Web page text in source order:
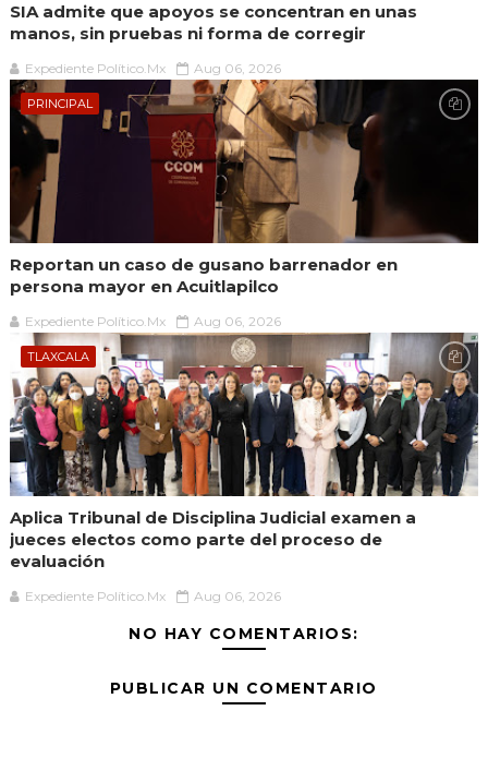
SIA admite que apoyos se concentran en unas
manos, sin pruebas ni forma de corregir
Expediente Político.Mx Aug 06, 2026
PRINCIPAL
Reportan un caso de gusano barrenador en
persona mayor en Acuitlapilco
Expediente Político.Mx Aug 06, 2026
TLAXCALA
Aplica Tribunal de Disciplina Judicial examen a
jueces electos como parte del proceso de
evaluación
Expediente Político.Mx Aug 06, 2026
NO HAY COMENTARIOS:
PUBLICAR UN COMENTARIO